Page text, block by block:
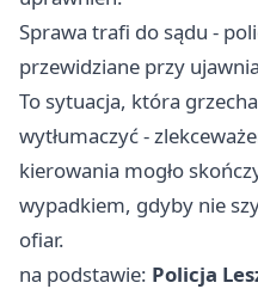
Sprawa trafi do sądu -
przewidziane przy
To sytuacja, która
wytłumaczyć -
kierowania mogło
wypadkiem, gdyby nie
ofiar.
na podstawie: Policja